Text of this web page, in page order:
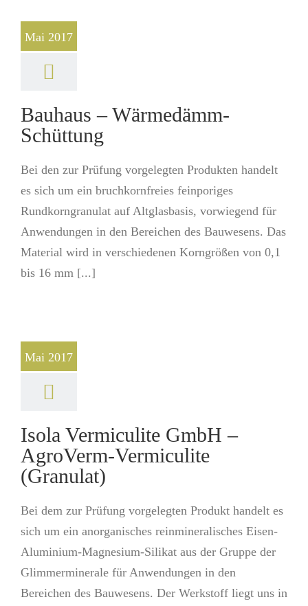
Mai 2017
Bauhaus – Wärmedämm-
Schüttung
Bei den zur Prüfung vorgelegten Produkten handelt
es sich um ein bruchkornfreies feinporiges
Rundkorngranulat auf Altglasbasis, vorwiegend für
Anwendungen in den Bereichen des Bauwesens. Das
Material wird in verschiedenen Korngrößen von 0,1
bis 16 mm [...]
Mai 2017
Isola Vermiculite GmbH –
AgroVerm-Vermiculite
(Granulat)
Bei dem zur Prüfung vorgelegten Produkt handelt es
sich um ein anorganisches reinmineralisches Eisen-
Aluminium-Magnesium-Silikat aus der Gruppe der
Glimmerminerale für Anwendungen in den
Bereichen des Bauwesens. Der Werkstoff liegt uns in